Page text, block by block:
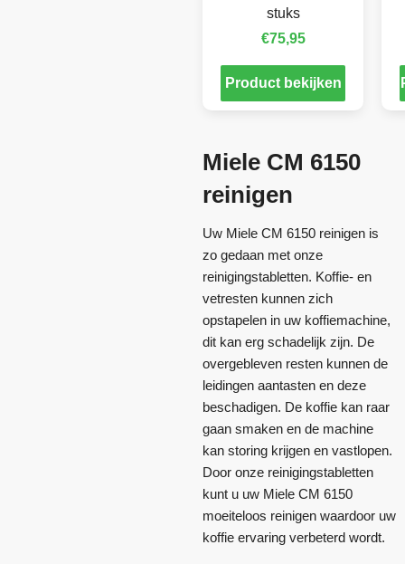
stuks
€75,95
Product bekijken
Miele CM 6150
reinigen
Uw Miele CM 6150 reinigen is
zo gedaan met onze
reinigingstabletten. Koffie- en
vetresten kunnen zich
opstapelen in uw koffiemachine,
dit kan erg schadelijk zijn. De
overgebleven resten kunnen de
leidingen aantasten en deze
beschadigen. De koffie kan raar
gaan smaken en de machine
kan storing krijgen en vastlopen.
Door onze reinigingstabletten
kunt u uw Miele CM 6150
moeiteloos reinigen waardoor uw
koffie ervaring verbeterd wordt.